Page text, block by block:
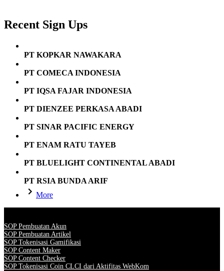
Recent Sign Ups
PT KOPKAR NAWAKARA
PT COMECA INDONESIA
PT IQSA FAJAR INDONESIA
PT DIENZEE PERKASA ABADI
PT SINAR PACIFIC ENERGY
PT ENAM RATU TAYEB
PT BLUELIGHT CONTINENTAL ABADI
PT RSIA BUNDA ARIF
More
SOP Pembuatan Akun
SOP Pembuatan Artikel
SOP Tokenisasi Gamifikasi
SOP Content Maker
SOP Content Checker
SOP Tokenisasi Coin CLCI dari Aktifitas WebKom